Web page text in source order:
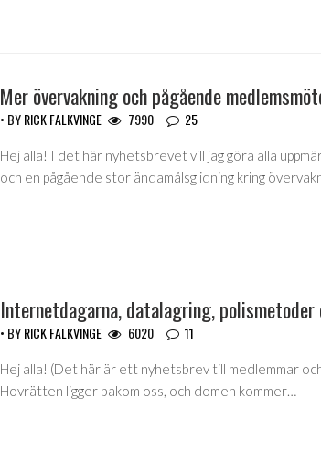
Mer övervakning och pågående
• BYRICK FALKVINGE 7990 25
Hej alla! I det här nyhetsbrevet vill jag göra alla
och en pågående stor ändamålsglidning kring
Internetdagarna, datalagring,
• BYRICK FALKVINGE 6020 11
Hej alla! (Det här är ett nyhetsbrev till medlemmar
Hovrätten ligger bakom oss, och domen kommer…